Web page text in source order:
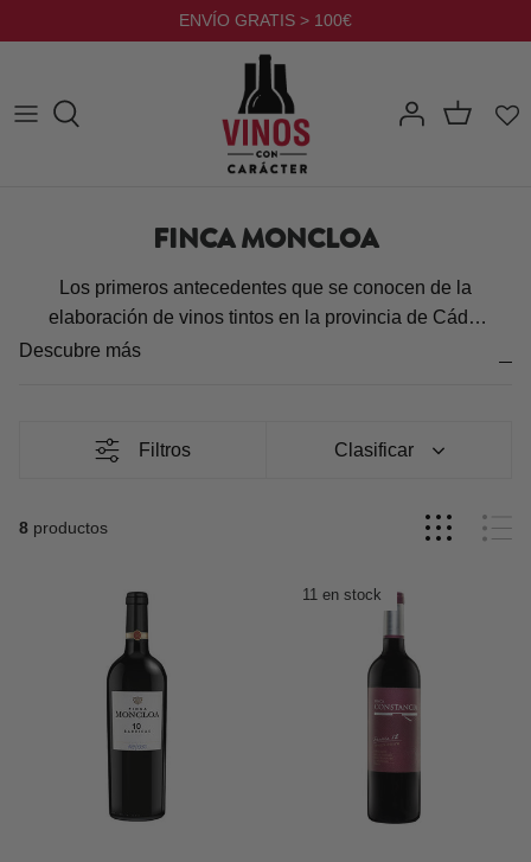
al
ENVÍO GRATIS > 100€
FINCA MONCLOA
Los primeros antecedentes que se conocen de la
elaboración de vinos tintos en la provincia de Cádiz
datan del siglo XIV, y continúan hasta el siglo XVII.
Cádiz, principalmente al reino unido.
Descubre más
Filtros Clasificar
8 productos
11 en stock